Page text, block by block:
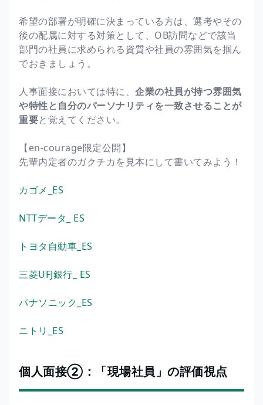
希望の部署が明確に決まっている方は、選考やその
後の配属に対する対策として、OB訪問などで該当
部門の社員に求められる資質や社員の雰囲気を掴ん
でおきましょう。
人事面接においては特に、 企業の社員が持つ雰囲気
や特性と自分のパーソナリティを一致させることが
重要と覚えてください。
【en-courage限定公開】
先輩内定者のガクチカを見本にして書いてみよう！
カゴメ_ES
NTTデータ_ ES
トヨタ自動車_ES
三菱UFJ銀行_ ES
パナソニック_ES
ニトリ_ES
個人面接②：「現場社員」の評価視点